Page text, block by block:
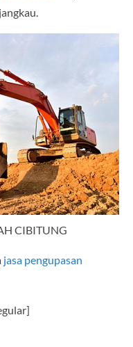
CIBITUNG
jasa pengupasan